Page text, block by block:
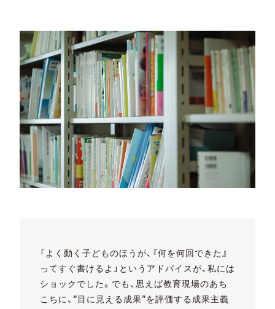
「よく動く子どものほうが、『何を何回できた』
ってすぐ書けるよ」というアドバイスが、私には
ショックでした。でも、思えば教育現場のあち
こちに、“目に見える成果”を評価する成果主義